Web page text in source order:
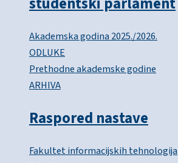
Akademska godina 2025./2026.
ODLUKE
Prethodne akademske godine
ARHIVA
Raspored nastave
Fakultet informacijskih tehnologija